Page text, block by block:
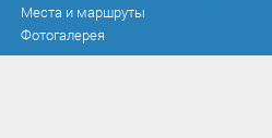
Места и маршруты
Фотогалерея